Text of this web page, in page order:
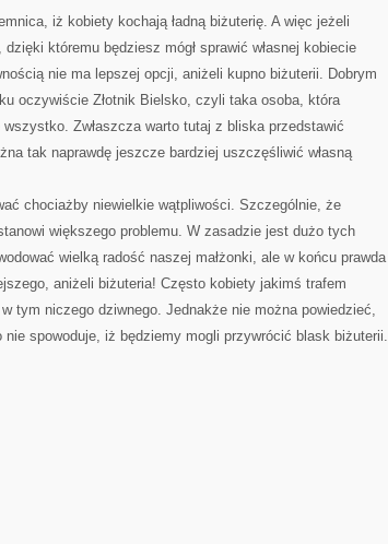
iż kobiety kochają ładną biżuterię. A więc jeżeli
któremu będziesz mógł sprawić własnej kobiecie
nie ma lepszej opcji, aniżeli kupno biżuterii. Dobrym
oczywiście Złotnik Bielsko, czyli taka osoba, która
Zwłaszcza warto tutaj z bliska przedstawić
tak naprawdę jeszcze bardziej uszczęśliwić własną
chociażby niewielkie wątpliwości. Szczególnie, że
większego problemu. W zasadzie jest dużo tych
wielką radość naszej małżonki, ale w końcu prawda
aniżeli biżuteria! Często kobiety jakimś trafem
tym niczego dziwnego. Jednakże nie można powiedzieć,
spowoduje, iż będziemy mogli przywrócić blask biżuterii.